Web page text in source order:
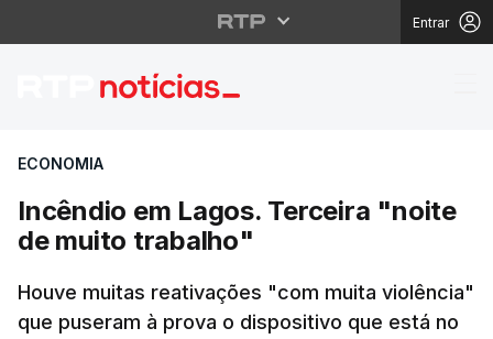
Entrar
Incêndio em Lagos.
ECONOMIA
Incêndio em Lagos. Terceira "noite
de muito trabalho"
Houve muitas reativações "com muita violência"
que puseram à prova o dispositivo que está no